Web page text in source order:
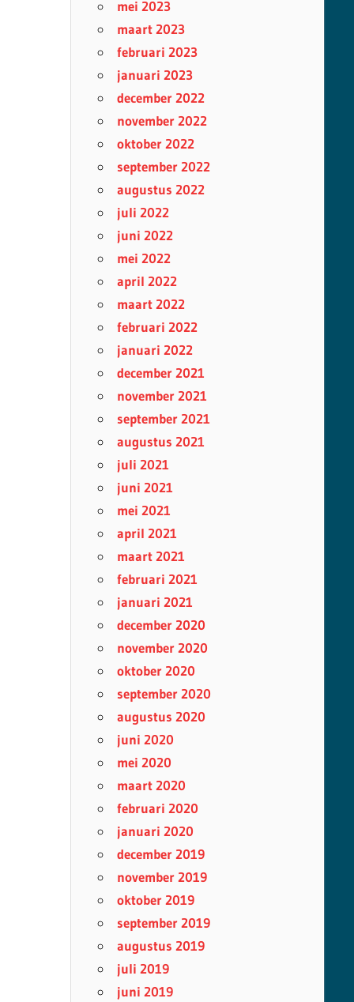
mei 2023
maart 2023
februari 2023
januari 2023
december 2022
november 2022
oktober 2022
september 2022
augustus 2022
juli 2022
juni 2022
mei 2022
april 2022
maart 2022
februari 2022
januari 2022
december 2021
november 2021
september 2021
augustus 2021
juli 2021
juni 2021
mei 2021
april 2021
maart 2021
februari 2021
januari 2021
december 2020
november 2020
oktober 2020
september 2020
augustus 2020
juni 2020
mei 2020
maart 2020
februari 2020
januari 2020
december 2019
november 2019
oktober 2019
september 2019
augustus 2019
juli 2019
juni 2019